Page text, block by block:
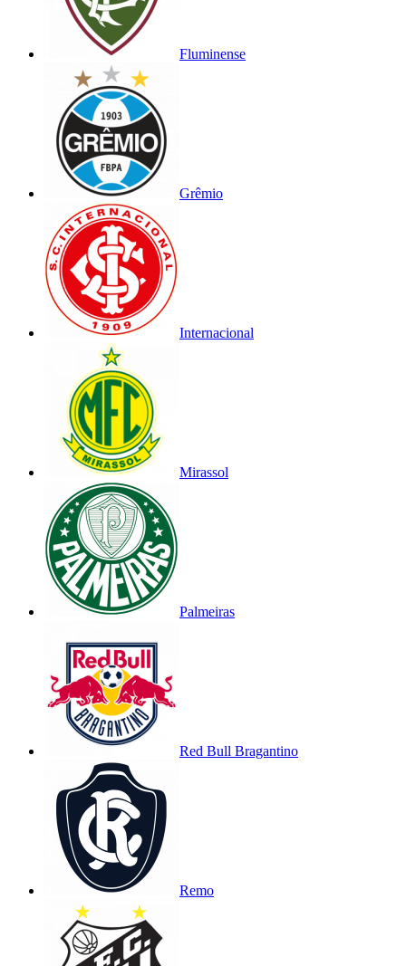
Fluminense
Grêmio
Internacional
Mirassol
Palmeiras
Red Bull Bragantino
Remo